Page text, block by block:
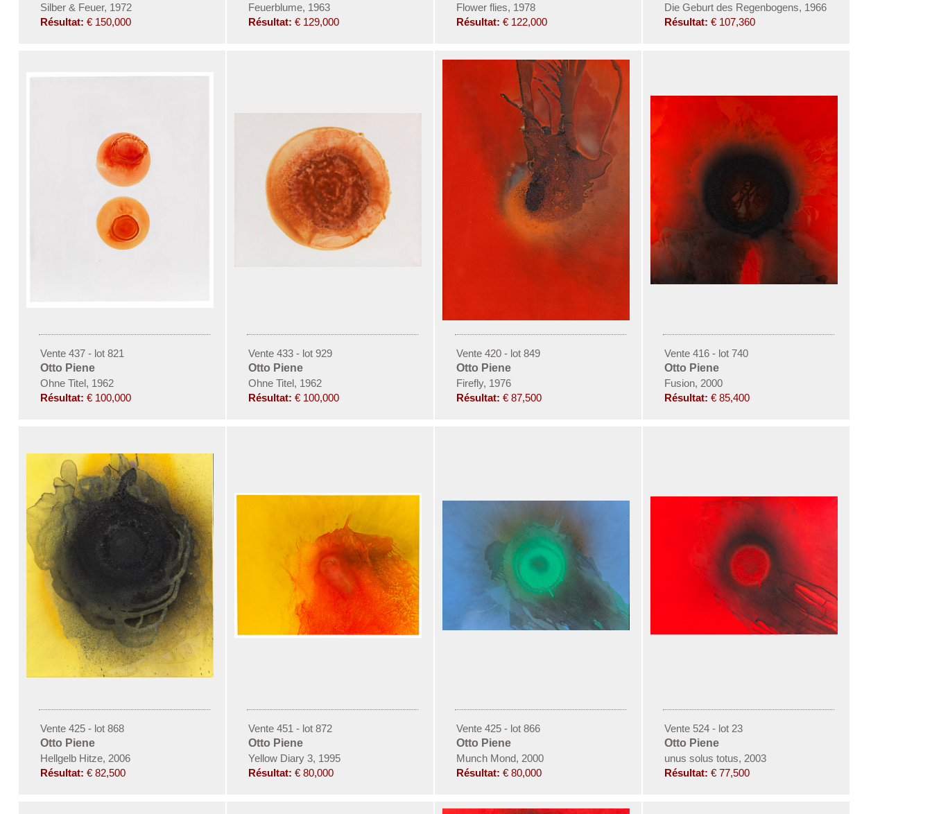
Silber & Feuer, 1972
Résultat: € 150,000
Feuerblume, 1963
Résultat: € 129,000
Flower flies, 1978
Résultat: € 122,000
Die Geburt des Regenbogens, 1966
Résultat: € 107,360
Vente 437 - lot 821
Otto Piene
Ohne Titel, 1962
Résultat: € 100,000
Vente 433 - lot 929
Otto Piene
Ohne Titel, 1962
Résultat: € 100,000
Vente 420 - lot 849
Otto Piene
Firefly, 1976
Résultat: € 87,500
Vente 416 - lot 740
Otto Piene
Fusion, 2000
Résultat: € 85,400
Vente 425 - lot 868
Otto Piene
Hellgelb Hitze, 2006
Résultat: € 82,500
Vente 451 - lot 872
Otto Piene
Yellow Diary 3, 1995
Résultat: € 80,000
Vente 425 - lot 866
Otto Piene
Munch Mond, 2000
Résultat: € 80,000
Vente 524 - lot 23
Otto Piene
unus solus totus, 2003
Résultat: € 77,500